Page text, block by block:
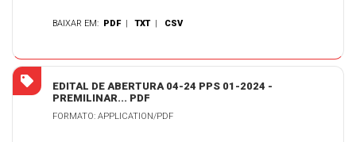
BAIXAR EM: PDF |TXT | CSV
EDITAL DE ABERTURA 04-24 PPS 01-2024 -
PREMILINAR... PDF
FORMATO: APPLICATION/PDF